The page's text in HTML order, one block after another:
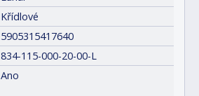
Křídlové
5905315417640
834-115-000-20-00-L
Ano